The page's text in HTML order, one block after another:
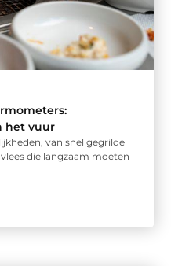
het vuur
van snel gegrilde
die langzaam moeten